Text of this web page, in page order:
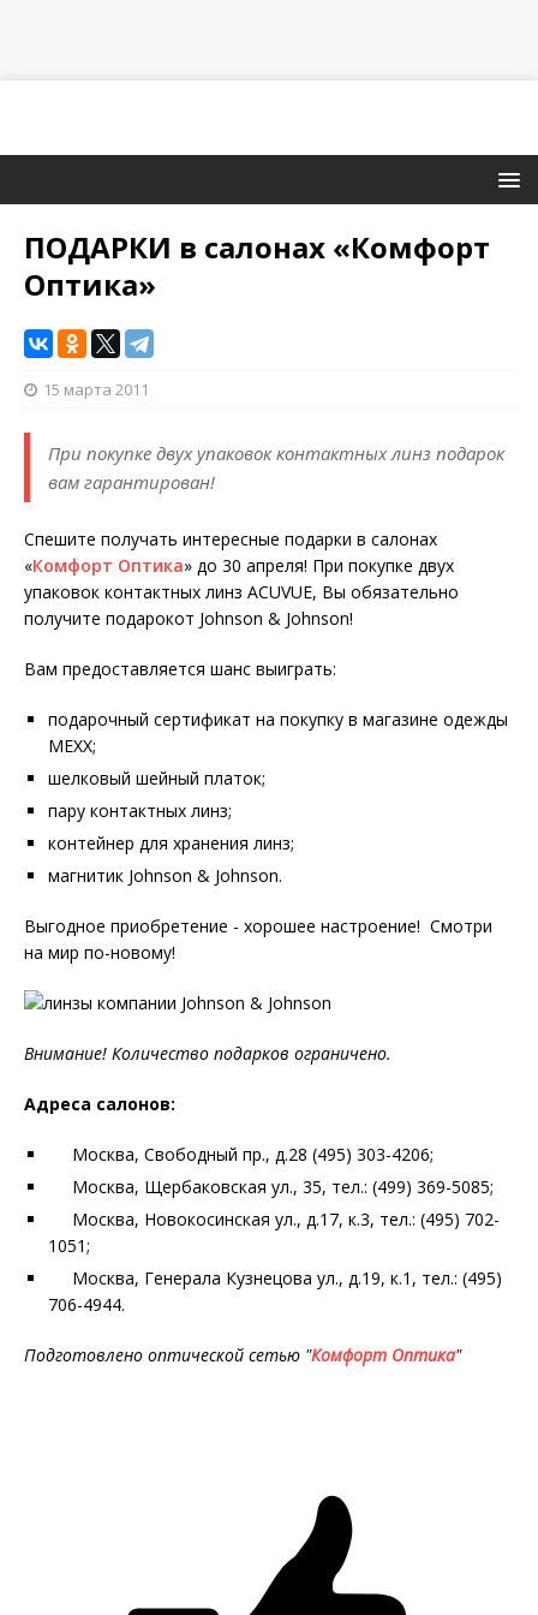
ПОДАРКИ в салонах «Комфорт
Оптика»
15 марта 2011
При покупке двух упаковок контактных линз подарок
вам гарантирован!
Спешите получать интересные подарки в салонах
«Комфорт Оптика» до 30 апреля! При покупке двух
упаковок контактных линз ACUVUE, Вы обязательно
получите подарокот Johnson & Johnson!
Вам предоставляется шанс выиграть:
подарочный сертификат на покупку в магазине одежды
МЕХХ;
шелковый шейный платок;
пару контактных линз;
контейнер для хранения линз;
магнитик Johnson & Johnson.
Выгодное приобретение - хорошее настроение! Смотри
на мир по-новому!
Внимание! Количество подарков ограничено.
Адреса салонов:
Москва, Свободный пр., д.28 (495) 303-4206;
Москва, Щербаковская ул., 35, тел.: (499) 369-5085;
Москва, Новокосинская ул., д.17, к.3, тел.: (495) 702-
1051;
Москва, Генерала Кузнецова ул., д.19, к.1, тел.: (495)
706-4944.
Подготовлено оптической сетью "Комфорт Оптика"